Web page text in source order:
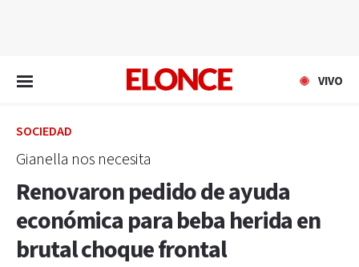
VIVO
SOCIEDAD
Gianella nos necesita
Renovaron pedido de ayuda
económica para beba herida en
brutal choque frontal